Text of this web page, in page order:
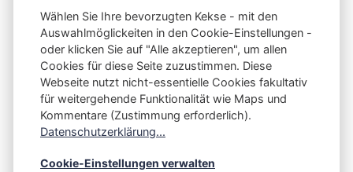
S3N🧩NET
Integrating Open-Source Blog Network (iOSBN)
Impressum
Kontakt
Wählen Sie Ihre bevorzugten Kekse - mit den
Auswahlmöglickeiten in den Cookie-Einstellungen -
oder klicken Sie auf "Alle akzeptieren", um allen
Cookies für diese Seite zuzustimmen. Diese
Webseite nutzt nicht-essentielle Cookies fakultativ
für weitergehende Funktionalität wie Maps und
Kommentare (Zustimmung erforderlich).
Datenschutzerklärung...
Cookie-Einstellungen verwalten